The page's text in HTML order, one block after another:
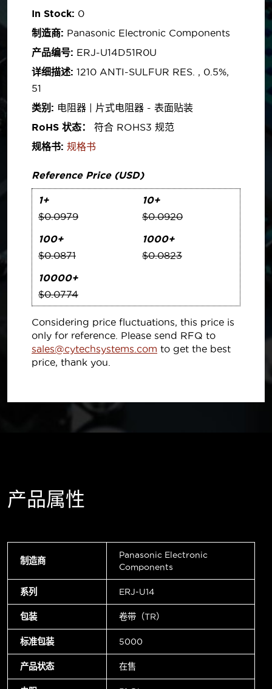
In Stock: 0
制造商: Panasonic Electronic Components
产品编号: ERJ-U14D51R0U
详细描述: 1210 ANTI-SULFUR RES. , 0.5%,
51
类别: 电阻器 | 片式电阻器 - 表面贴装
RoHS 状态：
符合 ROHS3 规范
规格书: 规格书
Reference Price (USD)
1+
$0.0979
10+
$0.0920
100+
$0.0871
1000+
$0.0823
10000+
$0.0774
Considering price fluctuations, this price is
only for reference. Please send RFQ to
sales@cytechsystems.com to get the best
price, thank you.
产品属性
制造商
Panasonic Electronic
Components
系列 ERJ-U14
包装 卷带（TR）
标准包装 5000
产品状态 在售